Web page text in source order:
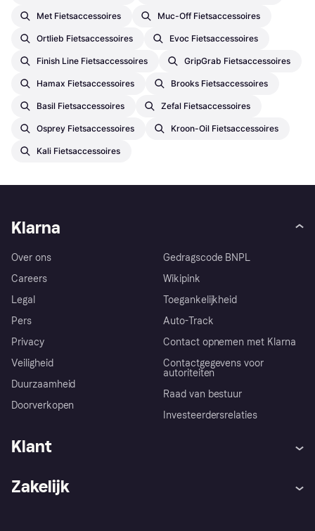
Met Fietsaccessoires Muc-Off Fietsaccessoires
Ortlieb Fietsaccessoires Evoc Fietsaccessoires
Finish Line Fietsaccessoires GripGrab Fietsaccessoires
Hamax Fietsaccessoires Brooks Fietsaccessoires
Basil Fietsaccessoires Zefal Fietsaccessoires
Osprey Fietsaccessoires Kroon-Oil Fietsaccessoires
Kali Fietsaccessoires
Klarna
Over ons
Careers
Legal
Pers
Privacy
Veiligheid
Duurzaamheid
Doorverkopen
Gedragscode BNPL
Wikipink
Toegankelijkheid
Auto-Track
Contact opnemen met Klarna
Contactgegevens voor
autoriteiten
Raad van bestuur
Investeerdersrelaties
Klant
Zakelijk